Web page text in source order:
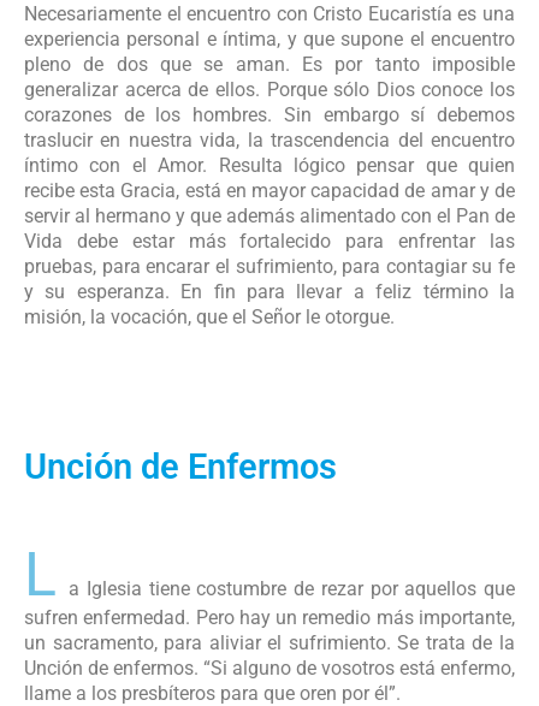
Necesariamente el encuentro con Cristo Eucaristía es una
experiencia personal e íntima, y que supone el encuentro
pleno de dos que se aman. Es por tanto imposible
generalizar acerca de ellos. Porque sólo Dios conoce los
corazones de los hombres. Sin embargo sí debemos
traslucir en nuestra vida, la trascendencia del encuentro
íntimo con el Amor. Resulta lógico pensar que quien
recibe esta Gracia, está en mayor capacidad de amar y de
servir al hermano y que además alimentado con el Pan de
Vida debe estar más fortalecido para enfrentar las
pruebas, para encarar el sufrimiento, para contagiar su fe
y su esperanza. En fin para llevar a feliz término la
misión, la vocación, que el Señor le otorgue.
Unción de Enfermos
L
a Iglesia tiene costumbre de rezar por aquellos que
sufren enfermedad. Pero hay un remedio más importante,
un sacramento, para aliviar el sufrimiento. Se trata de la
Unción de enfermos. “Si alguno de vosotros está enfermo,
llame a los presbíteros para que oren por él”.